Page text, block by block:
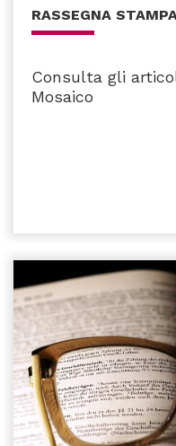
RASSEGNA
Consulta gli
Mosaico